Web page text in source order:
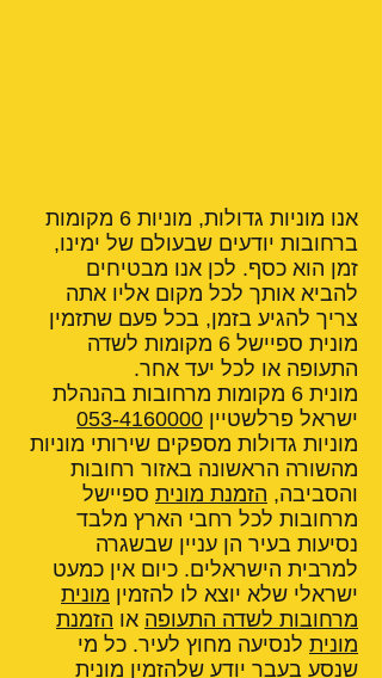
אנו מוניות גדולות, מוניות 6 מקומות
ברחובות יודעים שבעולם של ימינו,
זמן הוא כסף. לכן אנו מבטיחים
להביא אותך לכל מקום אליו אתה
צריך להגיע בזמן, בכל פעם שתזמין
מונית ספיישל 6 מקומות לשדה
התעופה או לכל יעד אחר.
מונית 6 מקומות מרחובות בהנהלת
ישראל פרלשטיין 053-4160000
מוניות גדולות מספקים שירותי מוניות
מהשורה הראשונה באזור רחובות
והסביבה, הזמנת מונית ספיישל
מרחובות לכל רחבי הארץ מלבד
נסיעות בעיר הן עניין שבשגרה
למרבית הישראלים. כיום אין כמעט
ישראלי שלא יוצא לו להזמין מונית
מרחובות לשדה התעופה או הזמנת
מונית לנסיעה מחוץ לעיר. כל מי
שנסע בעבר יודע שלהזמין מונית